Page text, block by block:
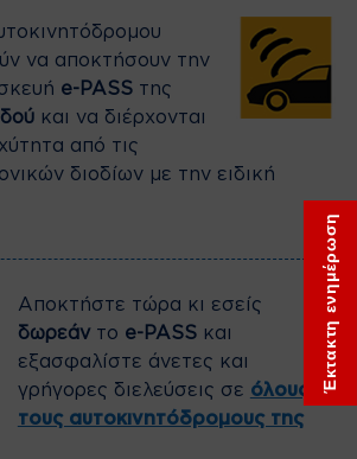
να αποκτήσουν την
e-PASSτης
και να διέρχονται
από τις
διοδίων με την ειδική
Αποκτήστε τώρα κι εσείς
δωρεάντο e-PASSκαι
εξασφαλίστε άνετες και
γρήγορες διελεύσεις σε όλους
τους αυτοκινητόδρομους της
Έκτακτη ενημέρωση